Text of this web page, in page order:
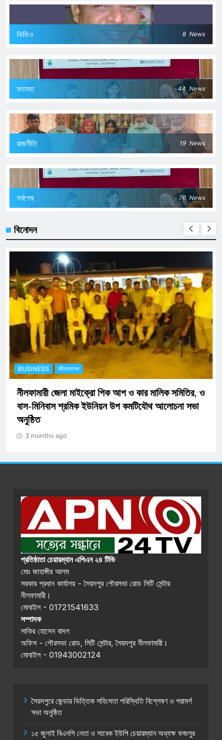
ভিডিও 8 News
মতামত 44 News
রাজনীতি 19 News
সর্বশেষ 76 News
বিনোদন
BUSINESS অর্থনীতি
ডিজিটাল নিরাপত্তায় এক ধাপ এগিয়ে নীলফামারী জেলা পুলিশ:
যুক্ত হচ্ছে আধুনিক ‘সাইবার সেল’
3 months ago
প্রতিষ্ঠাতা চেয়ারম্যান এপিএন ২৪ টিভি
মোঃ জাহাঙ্গীর আলম
সরকার প্রধান কার্যালয় - সৈয়দপুর পৌরসভা রোড সিটি সেন্টার
নীলফামারী।
মোবাইল - 01721541633
সম্পাদক
সাকির হোসেন বাদল
অফিস - পৌরসভা রোড, সিটি সেন্টার, সৈয়দপুর নীলফামারী।
মোবাইল - 01943002124
সৈয়দপুরে জেন্ডার ভিত্তিক সহিংসতা পরিস্থিতি বিশ্লেষণ ও পরামর্শ
সভা অনুষ্ঠিত
১৫ জুলাই বিএনপি নেতা ও সাবেক ইউপি চেয়ারম্যান অধ্যক্ষ ফজলুর